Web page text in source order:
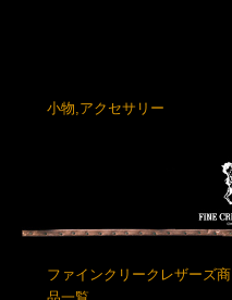
小物,アクセサリー
ファインクリークレザーズ商